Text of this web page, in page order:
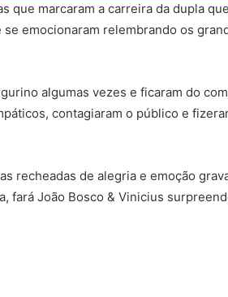
que marcaram a carreira da dupla
emocionaram relembrando os
algumas vezes e ficaram do
contagiaram o público e
recheadas de alegria e emoção
fará João Bosco & Vinicius